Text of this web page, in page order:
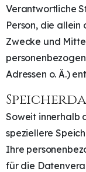
Verantwortliche
Person, die
Zwecke und
Adressen o. Ä.)
Soweit innerhalb
speziellere
Ihre
für die